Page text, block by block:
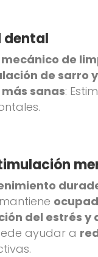
dental
de
de sarro
más sanas:
del estrés y
ayudar a